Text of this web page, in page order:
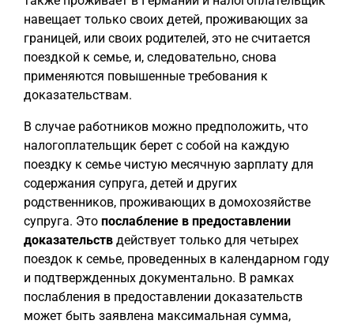
навещает только своих детей, проживающих за
границей, или своих родителей, это не считается
поездкой к семье, и, следовательно, снова
применяются повышенные требования к
доказательствам.
В случае работников можно предположить, что
налогоплательщик берет с собой на каждую
поездку к семье чистую месячную зарплату для
содержания супруга, детей и других
родственников, проживающих в домохозяйстве
супруга. Это послабление в предоставлении
доказательств действует только для четырех
поездок к семье, проведенных в календарном году
и подтвержденных документально. В рамках
послабления в предоставлении доказательств
может быть заявлена максимальная сумма,